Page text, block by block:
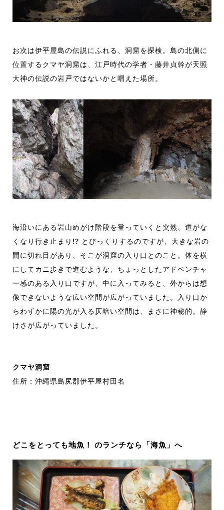
お次は伊平屋島の伝説にふれる、洞窟を探検。 島の北側に
位置するクマヤ洞窟は、 江戸時代の学者・藤井貞幹が天照
大神の伝説の岩戸ではないかと唱えた場所。
海沿いにある岩山めがけ階段を登っていくと突然
、道がな
くなり 行き止まり!? とびっくりするのですが、大きな岩の
間に切れ目があり、そこが洞窟の入り口とのこと。 体を横
にしてカニ歩きで進むような
、ちょっとしたアドベンチャ
ー感のある 入り口ですが、中に入ってみると
外からは想
像できないような広い空間が広がっていました。入り口か
ら わずかに陽の光が入る 仄暗い空間は まさに神秘的 。 静
けさが広がっていました。
クマヤ洞窟
住所：沖縄県島尻郡伊平屋村田名
どこをとっても地魚！ のランチなら「海魚」へ